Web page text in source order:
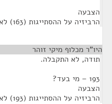
הצבעה
הרביזיה על ההסתייגות (163) לא התקבלה.
היו"ר מכלוף מיקי זוהר
תודה, לא התקבלה.
193 – מי בעד?
הצבעה
הרביזיה על ההסתייגות (193) לא התקבלה.